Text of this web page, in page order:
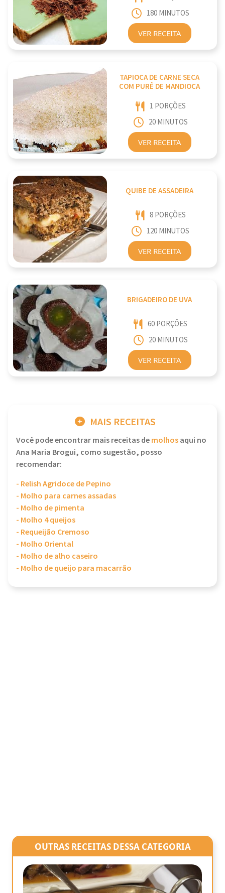
180 MINUTOS
VER RECEITA
TAPIOCA DE CARNE SECA
COM PURÊ DE MANDIOCA
1 PORÇÕES
20 MINUTOS
VER RECEITA
QUIBE DE ASSADEIRA
8 PORÇÕES
120 MINUTOS
VER RECEITA
BRIGADEIRO DE UVA
60 PORÇÕES
20 MINUTOS
VER RECEITA
MAIS RECEITAS
Você pode encontrar mais receitas demolhosaqui no
Ana Maria Brogui, como sugestão, posso
recomendar:
- Relish Agridoce de Pepino
- Molho para carnes assadas
- Molho de pimenta
- Molho 4 queijos
- Requeijão Cremoso
- Molho Oriental
- Molho de alho caseiro
- Molho de queijo para macarrão
OUTRAS RECEITAS DESSA CATEGORIA